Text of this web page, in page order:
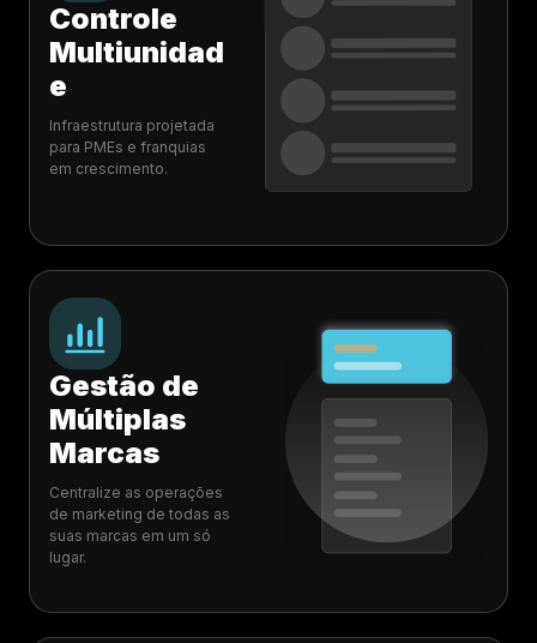
Controle
Multiunidad
e
Infraestrutura projetada
para PMEs e franquias
em crescimento.
Gestão de
Múltiplas
Marcas
Centralize as operações
de marketing de todas as
suas marcas em um só
lugar.